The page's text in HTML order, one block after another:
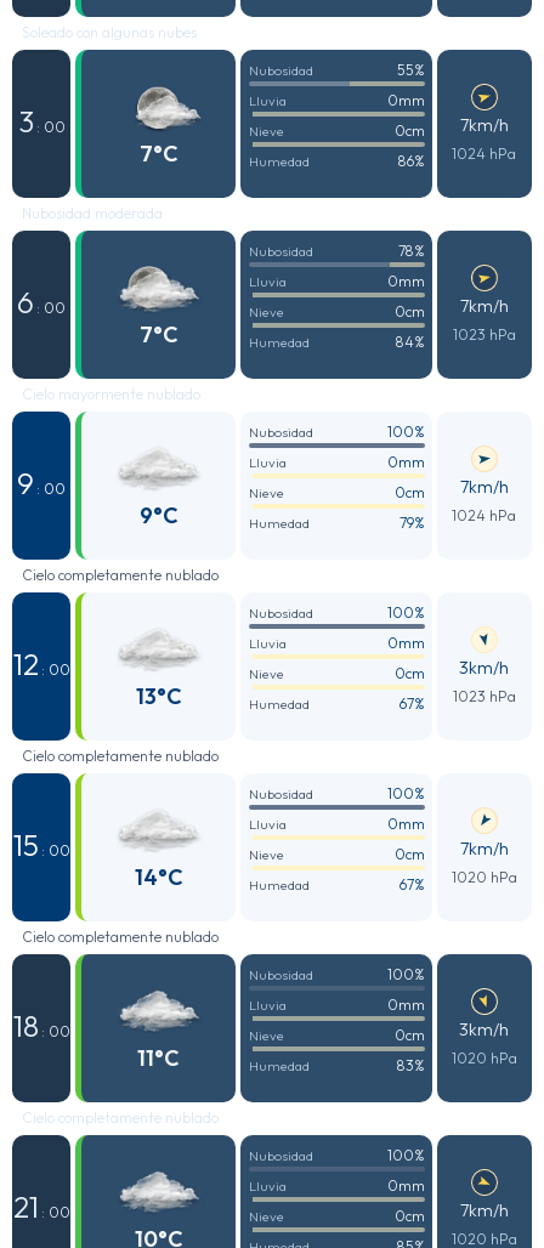
Soleado con algunas nubes
3 : 00
7°C
Nubosidad 55%
Lluvia 0mm
Nieve 0cm
Humedad 86%
7km/h
1024 hPa
Nubosidad moderada
6 : 00
7°C
Nubosidad 78%
Lluvia 0mm
Nieve 0cm
Humedad 84%
7km/h
1023 hPa
Cielo mayormente nublado
9 : 00
9°C
Nubosidad 100%
Lluvia 0mm
Nieve 0cm
Humedad 79%
7km/h
1024 hPa
Cielo completamente nublado
12 : 00
13°C
Nubosidad 100%
Lluvia 0mm
Nieve 0cm
Humedad 67%
3km/h
1023 hPa
Cielo completamente nublado
15 : 00
14°C
Nubosidad 100%
Lluvia 0mm
Nieve 0cm
Humedad 67%
7km/h
1020 hPa
Cielo completamente nublado
18 : 00
11°C
Nubosidad 100%
Lluvia 0mm
Nieve 0cm
Humedad 83%
3km/h
1020 hPa
Cielo completamente nublado
21 : 00
10°C
Nubosidad 100%
Lluvia 0mm
Nieve 0cm 7km/h
1020 hPa